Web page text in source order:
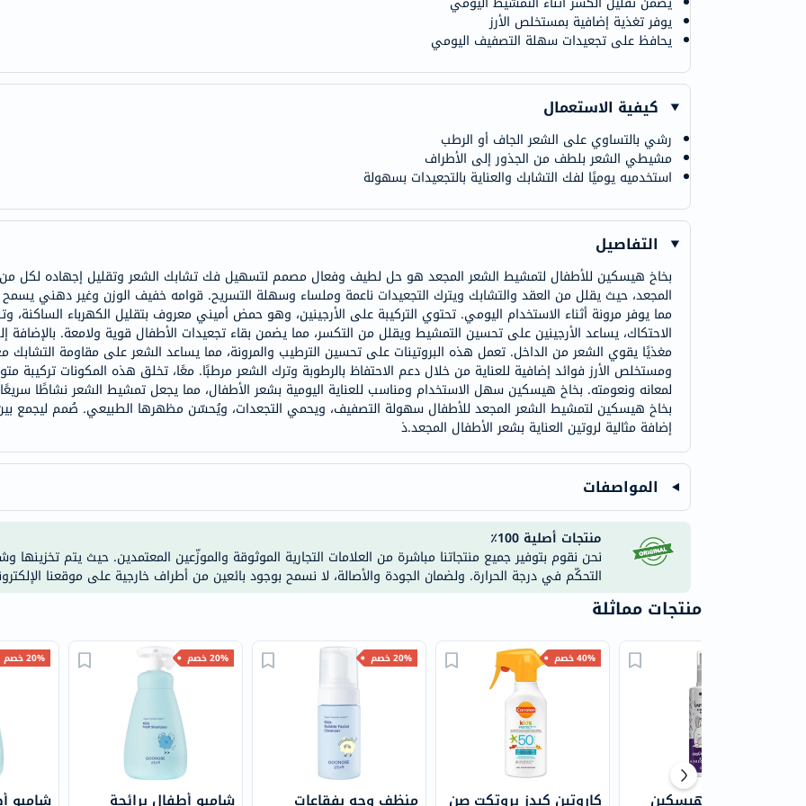
dessert-
true-
الصحة
والمكملات
أساسيات
العناية
الصحية
باقة
خسارة
فحص
روتيني
القلب
الصحي
اختبار
التحسس
الغذائي
الحالة
الصحية
البشرة
والشعر
يوفر تغذية إضافية بمستخلص الأرز
يحافظ على تجعيدات سهلة التصفيف اليومي
كيفية الاستعمال
رشي بالتساوي على الشعر الجاف أو الرطب
مشيطي الشعر بلطف من الجذور إلى الأطراف
استخدميه يوميًا لفك التشابك والعناية بالتجعيدات بسهولة
التفاصيل
بخاخ هيسكين للأطفال لتمشيط الشعر المجعد هو حل لطيف وفعال مصمم لتسهيل فك تشابك الشعر وتقليل إجهاده لكل من
المجعد، حيث يقلل من العقد والتشابك ويترك التجعيدات ناعمة وملساء وسهلة التسريح. قوامه خفيف الوزن وغير دهني
مما يوفر مرونة أثناء الاستخدام اليومي. تحتوي التركيبة على الأرجينين، وهو حمض أميني معروف بتقليل الكهرباء الساكنة،
الاحتكاك، يساعد الأرجينين على تحسين التمشيط ويقلل من التكسر، مما يضمن بقاء تجعيدات الأطفال قوية ولامعة. بالإضافة
مغذيًا يقوي الشعر من الداخل. تعمل هذه البروتينات على تحسين الترطيب والمرونة، مما يساعد الشعر على مقاومة التشابك
ومستخلص الأرز فوائد إضافية للعناية من خلال دعم الاحتفاظ بالرطوبة وترك الشعر مرطبًا. معًا، تخلق هذه المكونات تركيبة
لمعانه ونعومته. بخاخ هيسكين سهل الاستخدام ومناسب للعناية اليومية بشعر الأطفال، مما يجعل تمشيط الشعر نشاطًا
بخاخ هيسكين لتمشيط الشعر المجعد للأطفال سهولة التصفيف، ويحمي التجعدات، ويُحسّن مظهرها الطبيعي. صُمم ليجمع بين
إضافة مثالية لروتين العناية بشعر الأطفال المجعد.ذ
المواصفات
منتجات أصلية 100٪
نحن نقوم بتوفير جميع منتجاتنا مباشرة من العلامات التجارية الموثوقة والموزّعين المعتمدين. حيث يتم تخزينها
التحكّم في درجة الحرارة. ولضمان الجودة والأصالة، لا نسمح بوجود بائعين من أطراف خارجية على موقعنا
منتجات مماثلة
20% خصم
شامبو
20% خصم
شامبو أطفال برائحة
20% خصم
منظف وجه بفقاعات
40% خصم
كاروتين كيدز بروتكت صن بخاخ تمشيط هيسكين